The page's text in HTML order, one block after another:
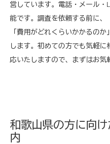
営しています。電話・メール・
能です。調査を依頼する前に、
「費用がどれくらいかかるの
します。初めての方でも気軽
応いたしますので、まずはお気
和歌山県の方に向
内